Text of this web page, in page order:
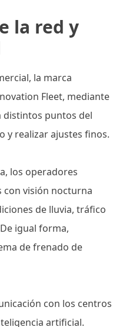
la red y
la marca
Fleet, mediante
distintos puntos del
y realizar ajustes finos.
los operadores
con visión nocturna
de lluvia, tráfico
igual forma,
de frenado de
con los centros
artificial.